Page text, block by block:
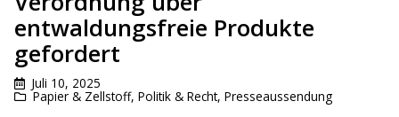
entwaldungsfreie Produkte
gefordert
Juli 10, 2025
Papier & Zellstoff, Politik & Recht, Presseaussendung